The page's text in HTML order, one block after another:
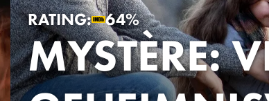
RATING: 64%
MYSTÈRE: